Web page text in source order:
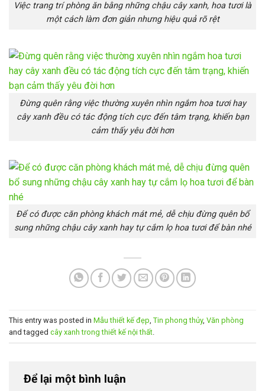
Việc trang trí phòng ăn bằng những chậu cây xanh, hoa tươi là
một cách làm đơn giản nhưng hiệu quả rõ rệt
Đừng quên rằng việc thường xuyên nhìn ngắm hoa tươi hay
cây xanh đều có tác động tích cực đến tâm trạng, khiến bạn
cảm thấy yêu đời hơn
Để có được căn phòng khách mát mẻ, dễ chịu đừng quên bổ
sung những chậu cây xanh hay tự cắm lọ hoa tươi để bàn nhé
This entry was posted in Mẫu thiết kế đẹp Tin phong thủy, Văn phòng
and tagged cây xanh trong thiết kế nội thất
Để lại một bình luận